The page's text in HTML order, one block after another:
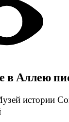
в Аллею
истории